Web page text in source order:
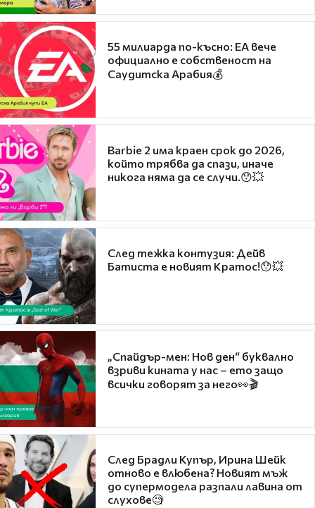
55 милиарда по-късно: EA вече
официално е собственост на
Саудитска Арабия💰
Barbie 2 има краен срок до 2026,
който трябва да спази, иначе
никога няма да се случи.😯💥
След тежка контузия: Дейв
Батиста е новият Кратос!😯💥
„Спайдър-мен: Нов ден“ буквално
взриви кината у нас – ето защо
всички говорят за него👀🎬
След Брадли Купър, Ирина Шейк
отново е влюбена? Новият мъж
до супермодела разпали лавина от
слухове🧐